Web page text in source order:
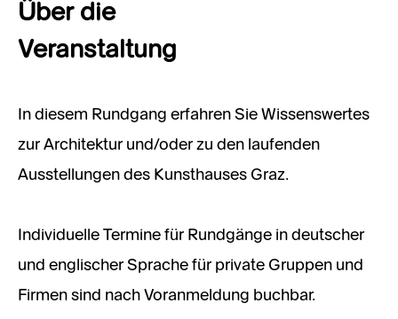
Über die
Veranstaltung
In diesem Rundgang erfahren Sie Wissenswertes
zur Architektur und/oder zu den laufenden
Ausstellungen des Kunsthauses Graz.
Individuelle Termine für Rundgänge in deutscher
und englischer Sprache für private Gruppen und
Firmen sind nach Voranmeldung buchbar.